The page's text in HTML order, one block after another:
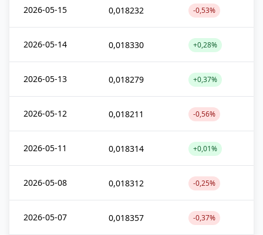
2026-05-15 0,018232 -0,53%
2026-05-14 0,018330 +0,28%
2026-05-13 0,018279 +0,37%
2026-05-12 0,018211 -0,56%
2026-05-11 0,018314 +0,01%
2026-05-08 0,018312 -0,25%
2026-05-07 0,018357 -0,37%